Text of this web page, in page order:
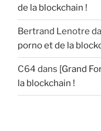
de la blockchain !
Bertrand Lenotre
porno et de la
C64 dans [Grand
la blockchain !